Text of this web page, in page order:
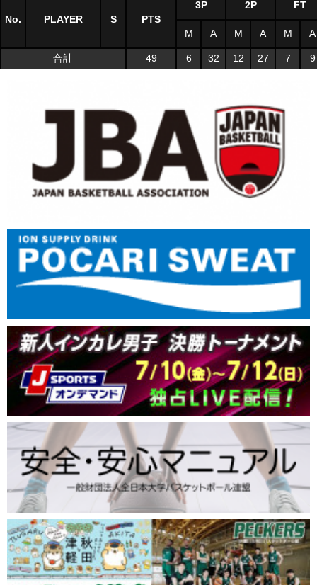
No. PLAYER S PTS
3P 2P FT
M A M A M A
合計 49 6 32 12 27 7 9